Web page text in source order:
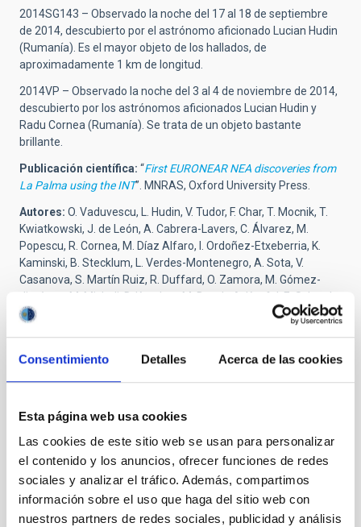
Consentimiento Detalles Acerca de las cookies
Esta página web usa cookies
Las cookies de este sitio web se usan para personalizar
el contenido y los anuncios, ofrecer funciones de redes
sociales y analizar el tráfico. Además, compartimos
información sobre el uso que haga del sitio web con
nuestros partners de redes sociales, publicidad y análisis
2014SG143 – Observado la noche del 17 al 18 de septiembre
de 2014, descubierto por el astrónomo aficionado Lucian Hudin
(Rumanía). Es el mayor objeto de los hallados, de
aproximadamente 1 km de longitud.
2014VP – Observado la noche del 3 al 4 de noviembre de 2014,
descubierto por los astrónomos aficionados Lucian Hudin y
Radu Cornea (Rumanía). Se trata de un objeto bastante
brillante.
Publicación científica: “First EURONEAR NEA discoveries from
La Palma using the INT”. MNRAS, Oxford University Press.
Autores: O. Vaduvescu, L. Hudin, V. Tudor, F. Char, T. Mocnik, T.
Kwiatkowski, J. de León, A. Cabrera-Lavers, C. Álvarez, M.
Popescu, R. Cornea, M. Díaz Alfaro, I. Ordoñez-Etxeberria, K.
Kaminski, B. Stecklum, L. Verdes-Montenegro, A. Sota, V.
Casanova, S. Martín Ruiz, R. Duffard, O. Zamora, M. Gómez-
Jiménez, M. Micheli, D. Koschny, M. Busch, A. Knofel, E. Schwab,
I. Negueruela, V. Dhillon, D. Sahman, J. Marchant, R. Génova-
Hidalgo, S. Murabito, J. Font, A. Bereciartua, L. Abe, P. Bendjoya,
J. P. Rivet, D. Vernet, S. Mihalea, V. Inceu, S. Gajdos, P. Veres, M.
Animación:Asteroide cercano a la Tierra
Pérez (SMM, IAC)
Contactos:
Ovidiu Vaduvescu (ING, IAC, IMCCE):ovidiuv[at] ing.iac.es
(ovidiuv[at]ing[dot]iac[dot]es)